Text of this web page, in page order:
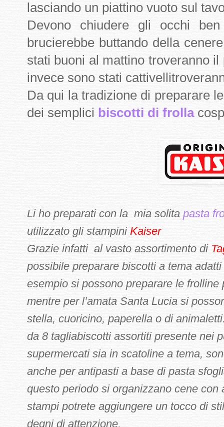
lasciando un piattino vuoto sul
Devono chiudere gli occhi
brucierebbe buttando della
stati buoni al mattino troveranno
invece sono stati
Da qui la tradizione di preparare
dei semplici biscotti di frolla
Li ho preparati con la mia solita pasta
utilizzato gli stampini Kaiser
Grazie infatti al vasto assortimento di
possibile preparare biscotti a tema
esempio si possono preparare le
mentre per l’amata Santa Lucia si
stella, cuoricino, paperella o di
da 8 tagliabiscotti assortiti presente nei
supermercati sia in scatoline a tema,
anche per antipasti a base di pasta
questo periodo si organizzano cene
stampi potrete aggiungere un tocco di
degni di attenzione.